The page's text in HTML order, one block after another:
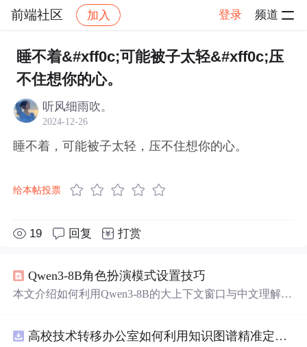
前端社区 加入 登录 频道
社区 前端社区 感慨 帖子详情
睡不着&#xff0c;可能被子太轻&#xff0c;压
不住想你的心。
听风细雨吹。
2024-12-26
睡不着，可能被子太轻，压不住想你的心。
给本帖投票
19 回复 打赏
Qwen3-8B角色扮演模式设置技巧
本文介绍如何利用Qwen3-8B的大上下文窗口与中文理解优
性，以及对抗模型遗忘机制的方法，适用于本地化部署的
高校技术转移办公室如何利用知识图谱精准定位产业需求与技术适配点？.docx